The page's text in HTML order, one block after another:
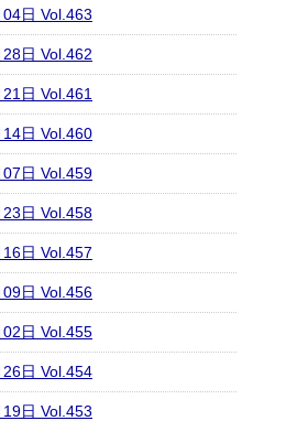
日 Vol.463
日 Vol.462
日 Vol.461
日 Vol.460
日 Vol.459
日 Vol.458
日 Vol.457
日 Vol.456
日 Vol.455
日 Vol.454
日 Vol.453